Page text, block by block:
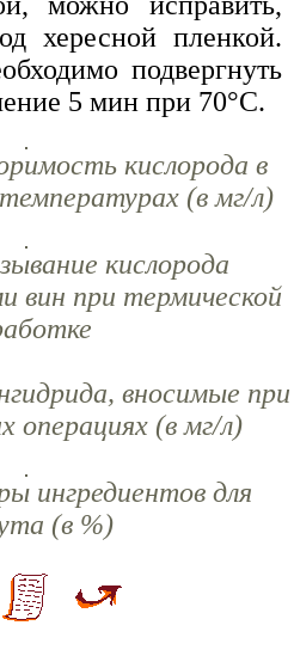
хересной пленкой.
подвергнуть
5 мин при 70°С.
кислорода в
(в мг/л)
кислорода
вин при термической
вносимые при
операциях (в мг/л)
ингредиентов для
(в %)